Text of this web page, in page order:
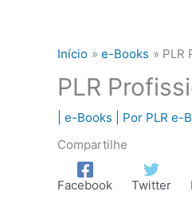
Início e-Books PLR
PLR
e-Books | Por PLR e-
Compartilhe
Facebook Twitter